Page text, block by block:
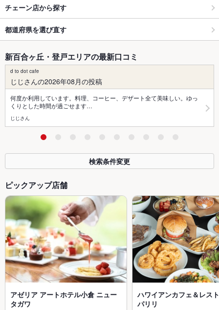
チェーン店から探す
都道府県を選び直す
新百合ヶ丘・登戸エリアの最新口コミ
d to dot cafe
じじさんの2026年08月の投稿
何度か利用しています。料理、コーヒー、デザート全て美味しい。ゆっ
くりとした時間が過ごせます…
じじさん
検索条件変更
ピックアップ店舗
アゼリア アートホテル小倉 ニュー
タガワ
ハワイアンカフェ＆レス
パリリ